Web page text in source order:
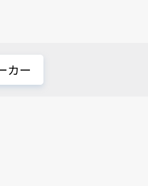
カー